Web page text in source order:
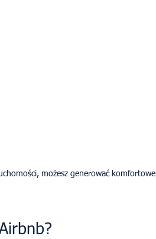
możesz generować komfortowe